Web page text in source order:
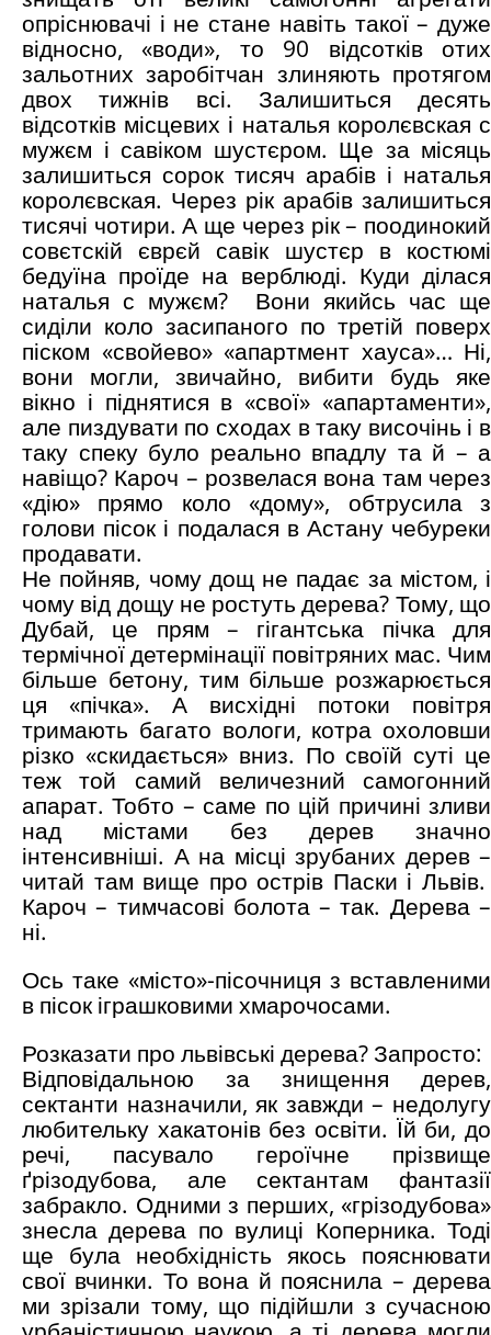
опріснювачі і не стане навіть такої – дуже
відносно, «води», то 90 відсотків отих
зальотних заробітчан злиняють протягом
двох тижнів всі. Залишиться десять
відсотків місцевих і наталья королєвская с
мужєм і савіком шустєром. Ще за місяць
залишиться сорок тисяч арабів і наталья
королєвская. Через рік арабів залишиться
тисячі чотири. А ще через рік – поодинокий
совєтскій єврєй савік шустєр в костюмі
бедуїна проїде на верблюді. Куди ділася
наталья с мужєм? Вони якийсь час ще
сиділи коло засипаного по третій поверх
піском «свойево» «апартмент хауса»… Ні,
вони могли, звичайно, вибити будь яке
вікно і піднятися в «свої» «апартаменти»,
але пиздувати по сходах в таку височінь і в
таку спеку було реально впадлу та й – а
навіщо? Кароч – розвелася вона там через
«дію» прямо коло «дому», обтрусила з
голови пісок і подалася в Астану чебуреки
продавати.
Не пойняв, чому дощ не падає за містом, і
чому від дощу не ростуть дерева? Тому, що
Дубай, це прям – гігантська пічка для
термічної детермінації повітряних мас. Чим
більше бетону, тим більше розжарюється
ця «пічка». А висхідні потоки повітря
тримають багато вологи, котра охоловши
різко «скидається» вниз. По своїй суті це
теж той самий величезний самогонний
апарат. Тобто – саме по цій причині зливи
над містами без дерев значно
інтенсивніші. А на місці зрубаних дерев –
читай там вище про острів Паски і Львів.
Кароч – тимчасові болота – так. Дерева –
ні.
Ось таке «місто»-пісочниця з вставленими
в пісок іграшковими хмарочосами.
Розказати про львівські дерева? Запросто:
Відповідальною за знищення дерев,
сектанти назначили, як завжди – недолугу
любительку хакатонів без освіти. Їй би, до
речі, пасувало героїчне прізвище
ґрізодубова, але сектантам фантазії
забракло. Одними з перших, «грізодубова»
знесла дерева по вулиці Коперника. Тоді
ще була необхідність якось пояснювати
свої вчинки. То вона й пояснила – дерева
ми зрізали тому, що підійшли з сучасною